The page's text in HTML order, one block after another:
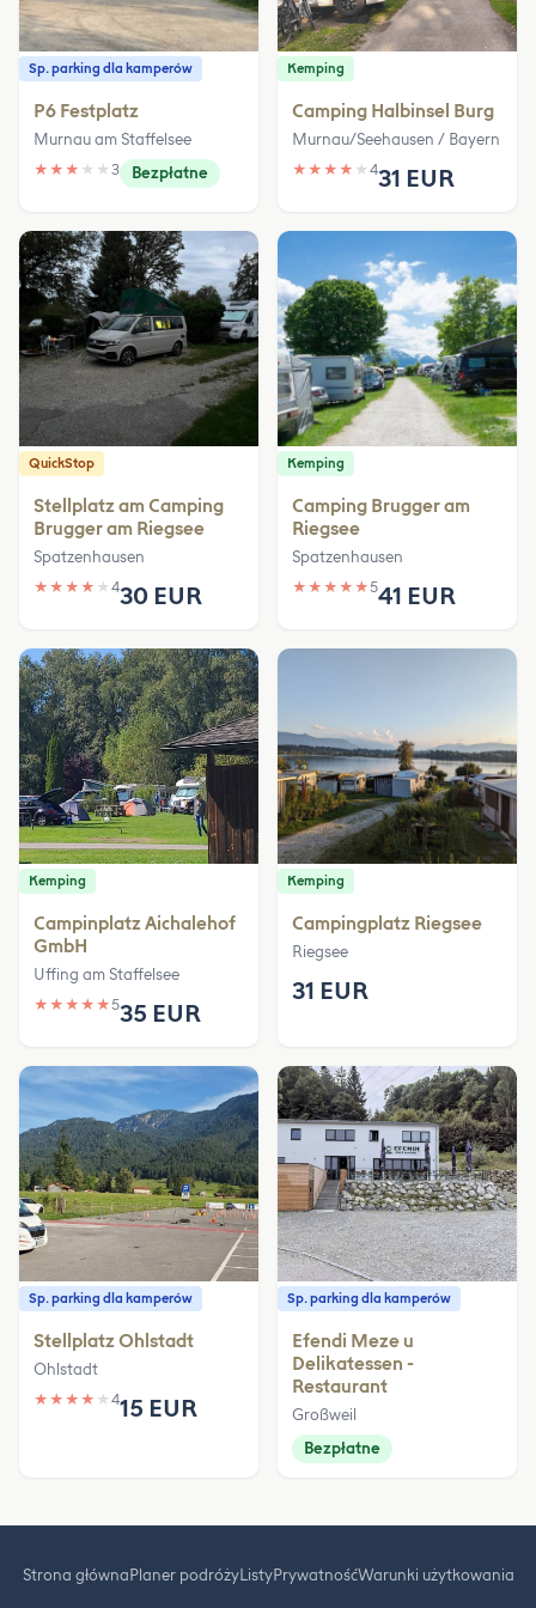
Sp. parking dla kamperów
P6 Festplatz
Murnau am Staffelsee
★ ★ ★ ★ ★ 3 Bezpłatne
Kemping
Camping Halbinsel Burg
Murnau/Seehausen / Bayern
★ ★ ★ ★ ★ 431 EUR
QuickStop
Stellplatz am Camping
Brugger am Riegsee
Spatzenhausen
★ ★ ★ ★ ★ 430 EUR
Kemping
Camping Brugger am
Riegsee
Spatzenhausen
★ ★ ★ ★ ★541 EUR
Kemping
Campinplatz Aichalehof
GmbH
Uffing am Staffelsee
★ ★ ★ ★ ★535 EUR
Kemping
Campingplatz Riegsee
Riegsee
31 EUR
Sp. parking dla kamperów
Stellplatz Ohlstadt
Ohlstadt
★ ★ ★ ★ ★ 415 EUR
Sp. parking dla kamperów
Efendi Meze u
Delikatessen -
Restaurant
Großweil
Bezpłatne
Strona głównaPlaner podróżyListyPrywatnośćWarunki użytkowania